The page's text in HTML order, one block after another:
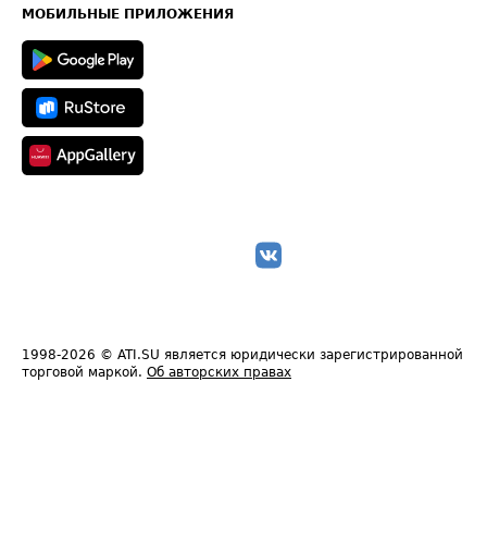
Техническая информация
МОБИЛЬНЫЕ ПРИЛОЖЕНИЯ
1998-2026 © ATI.SU является юридически зарегистрированной
торговой маркой. Об авторских правах